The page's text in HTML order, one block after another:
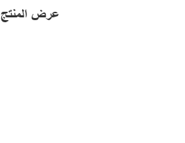
عرض المنتج